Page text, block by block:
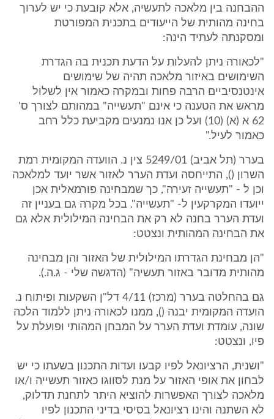
ההבחנה בין מלאכה לתעשיה, אלא קובעת כי יש לערוך
בחינה מהותית של הייעודים בתכנית המפורטת
ומסקנתה לעתיד הינה:
"לכאורה ניתן להעלות על הדעת תכנית בה הגדרת
השימושים באיזור מלאכה תהיה של שימושים
אינטנסיביים הרבה פחות ובמקרה כאמור אין לשלול
מראש את הטענה כי אינם "תעשייה" במהותם לצורך ס'
62 א (א) (10) ועל כן אנו נמנעים מקביעת כלל רחב
כאמור לעיל."
בערר (תל אביב) 5249/01 צין נ. הוועדה המקומית רמת
השרון (), התייחסה ועדת הערר לאזור אשר יועד למלאכה
וכן ל - "תעשייה זעירה", כך שמבחינה פורמאלית אכן
ייועדו המקרקעין ל- "תעשייה". בכל מקרה גם בעניין זה
ועדת הערר בחנה לא רק את הבחינה המילולית אלא גם
את הבחינה המהותית ונצטט:
"הן מבחינת הגדרתו המילולית של האזור והן מבחינה
מהותית מדובר באזור תעשיה" (הדגשה שלי - ג.ה.).
גם בהחלטה בערר (מרכז) 4/11 דל"ן השקעות ופיתוח נ.
הועדה המקומית יבנה (), ממנו לכאורה ניתן ללמוד הלכה
שונה, עומדת ועדת הערר על המבחן המהותי ופועלת על
פיו, ונצטט:
"ושנית, הרציונאל לפיו קבעו ועדות התכנון בשעתו כי יש
לבחון את אופי האזור על מנת לסווגו כאזור תעשייה ו/או
מלאכה לצורך האפשרות להוציא היתר לתחנת תדלוק,
לא השתנה והינו רציונאל בסיסי בדיני התכנון לפיו